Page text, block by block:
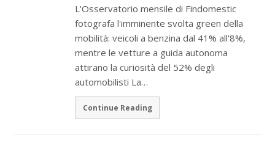
L'Osservatorio mensile di Findomestic
fotografa l'imminente svolta green della
mobilità: veicoli a benzina dal 41% all'8%,
mentre le vetture a guida autonoma
attirano la curiosità del 52% degli
automobilisti La…
Continue Reading